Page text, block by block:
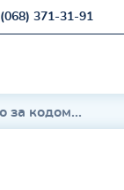
(068) 371-31-91